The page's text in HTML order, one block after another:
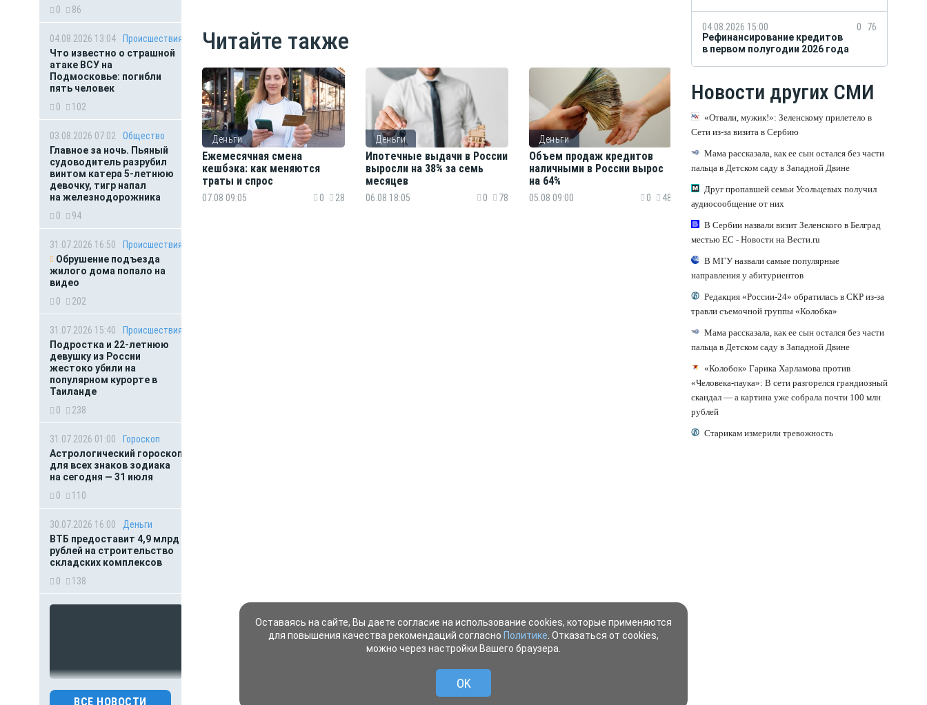
0
86
04.08.2026 13:04
Происшествия
Что известно о страшной
атаке ВСУ на
Подмосковье: погибли
пять человек
0
102
03.08.2026 07:02
Общество
Главное за ночь. Пьяный
судоводитель разрубил
винтом катера 5-летнюю
девочку, тигр напал
на железнодорожника
0
94
31.07.2026 16:50
Происшествия
Обрушение подъезда
жилого дома попало на
видео
0
202
31.07.2026 15:40
Происшествия
Подростка и 22-летнюю
девушку из России
жестоко убили на
популярном курорте в
Таиланде
0
238
31.07.2026 01:00
Гороскоп
Астрологический гороскоп
для всех знаков зодиака
на сегодня — 31 июля
0
110
30.07.2026 16:00
Деньги
ВТБ предоставит 4,9 млрд
рублей на строительство
складских комплексов
0
138
30.07.2026 15:31
Происшествия
ВСЕ НОВОСТИ
Читайте также
Деньги
Ежемесячная смена
кешбэка: как меняются
траты и спрос
07.08 09:05 0 28
Деньги
Ипотечные выдачи в России
выросли на 38% за семь
месяцев
06.08 18:05 0 78
Деньги
Объем продаж кредитов
наличными в России вырос
на 64%
05.08 09:00 0 48
04.08.2026 15:00 0
76
Рефинансирование кредитов
в первом полугодии 2026 года
Новости других СМИ
«Отвали, мужик!»: Зеленскому прилетело в
Сети из-за визита в Сербию
Мама рассказала, как ее сын остался без части
пальца в Детском саду в Западной Двине
Друг пропавшей семьи Усольцевых получил
аудиосообщение от них
В Сербии назвали визит Зеленского в Белград
местью ЕС - Новости на Вести.ru
В МГУ назвали самые популярные
направления у абитуриентов
Редакция «России-24» обратилась в СКР из-за
травли съемочной группы «Колобка»
Мама рассказала, как ее сын остался без части
пальца в Детском саду в Западной Двине
«Колобок» Гарика Харламова против
«Человека-паука»: В сети разгорелся грандиозный
скандал — а картина уже собрала почти 100 млн
рублей
Старикам измерили тревожность
Оставаясь на сайте, Вы даете согласие на использование cookies, которые применяются
для повышения качества рекомендаций согласно Политике . Отказаться от cookies,
можно через настройки Вашего браузера.
OK